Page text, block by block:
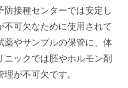
防接種センターでは安定し
不可欠なために使用されて
薬やサンプルの保管に、体
ックでは胚やホルモン剤
が不可欠です。